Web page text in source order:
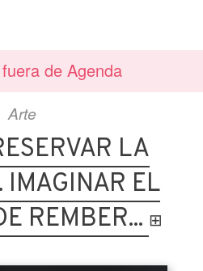
de Agenda
Arte
LA
IMAGINAR EL
REMBER... ⊞